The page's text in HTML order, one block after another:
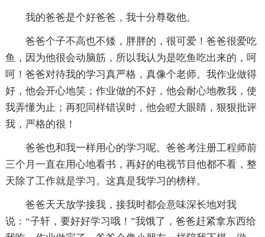
我的爸爸是个好爸爸，我十分尊敬他。
爸爸个子不高也不矮，胖胖的，很可爱！爸爸很爱吃
鱼，因为他很会动脑筋，所以我认为是吃鱼吃出来的，呵
呵！爸爸对待我的学习真严格，真像个老师。我作业做得
好，他会开心地笑；作业做的不好，他会耐心地教我，使
我弄懂为止；再犯同样错误时，他会瞪大眼睛，狠狠批评
我，严格的很！
爸爸也和我一样用心的学习呢。爸爸考注册工程师前
三个月一直在用心地看书，再好的电视节目他都不看，整
天除了工作就是学习。这真是我学习的榜样。
爸爸天天放学接我，接我时都会意味深长地对我
说：“子轩，要好好学习哦！”我饿了，爸爸赶紧拿东西给